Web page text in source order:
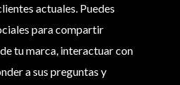
actuales. Puedes
para compartir
tu marca, interactuar con
a sus preguntas y